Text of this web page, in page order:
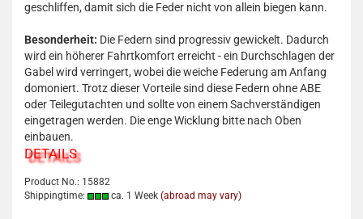
geschliffen, damit sich die Feder nicht von allein biegen kann.
Besonderheit: Die Federn sind progressiv gewickelt. Dadurch
wird ein höherer Fahrtkomfort erreicht - ein Durchschlagen der
Gabel wird verringert, wobei die weiche Federung am Anfang
domoniert. Trotz dieser Vorteile sind diese Federn ohne ABE
oder Teilegutachten und sollte von einem Sachverständigen
eingetragen werden. Die enge Wicklung bitte nach Oben
einbauen.
DETAILS
Product No.: 15882
Shippingtime:
ca. 1 Week (abroad may vary)